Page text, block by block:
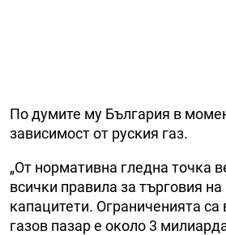
По думите му България в
зависимост от руския газ.
„От нормативна гледна точка
всички правила за търговия на
капацитети. Ограниченията
газов пазар е около 3